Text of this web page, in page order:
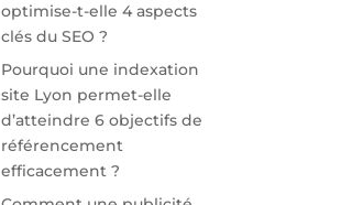
optimise-t-elle 4 aspects
clés du SEO ?
Pourquoi une indexation
site Lyon permet-elle
d’atteindre 6 objectifs de
référencement
efficacement ?